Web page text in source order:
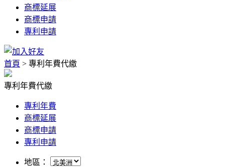
商標延展
商標申請
專利申請
首頁 > 專利年費代繳
專利年費代繳
專利年費
商標延展
商標申請
專利申請
地區：